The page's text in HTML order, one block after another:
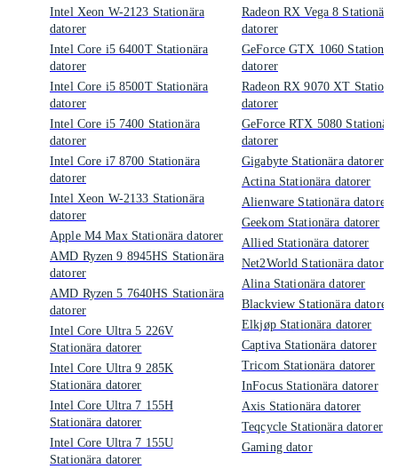
Intel Xeon W-2123 Stationära
datorer
Intel Core i5 6400T Stationära
datorer
Intel Core i5 8500T Stationära
datorer
Intel Core i5 7400 Stationära
datorer
Intel Core i7 8700 Stationära
datorer
Intel Xeon W-2133 Stationära
datorer
Apple M4 Max Stationära datorer
AMD Ryzen 9 8945HS Stationära
datorer
AMD Ryzen 5 7640HS Stationära
datorer
Intel Core Ultra 5 226V
Stationära datorer
Intel Core Ultra 9 285K
Stationära datorer
Intel Core Ultra 7 155H
Stationära datorer
Intel Core Ultra 7 155U
Stationära datorer
Radeon RX Vega 8 Stationära
datorer
GeForce GTX 1060
datorer
Radeon RX 9070 XT
datorer
GeForce RTX 5080 Stationära
datorer
Gigabyte Stationära datorer
Actina Stationära datorer
Alienware Stationära datorer
Geekom Stationära datorer
Allied Stationära datorer
Net2World Stationära datorer
Alina Stationära datorer
Blackview Stationära datorer
Elkjøp Stationära datorer
Captiva Stationära datorer
Tricom Stationära datorer
InFocus Stationära datorer
Axis Stationära datorer
Teqcycle Stationära datorer
Gaming dator